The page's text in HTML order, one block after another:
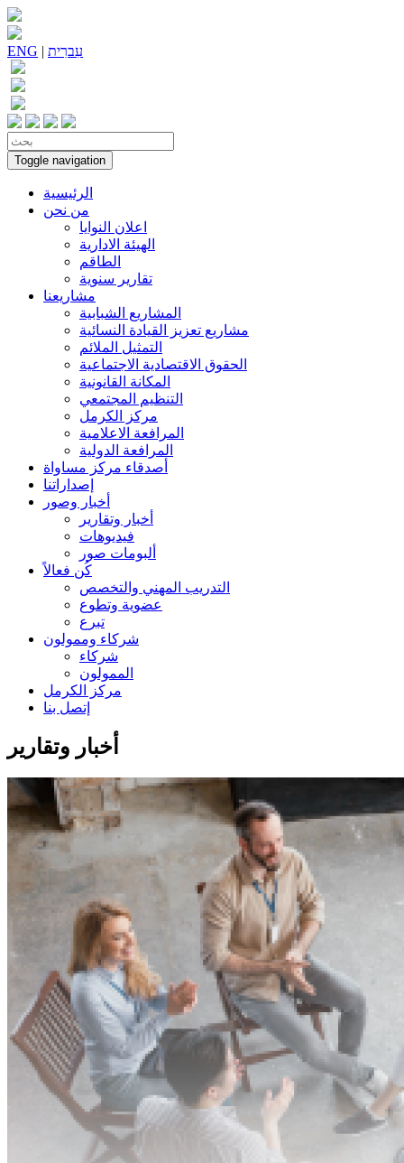
ENG | עִברִית
Toggle navigation
الرئيسية
من نحن
اعلان النوايا
الهيئة الادارية
الطاقم
تقارير سنوية
مشاريعنا
المشاريع الشبابية
مشاريع تعزيز القيادة النسائية
التمثيل الملائم
الحقوق الاقتصادية الاجتماعية
المكانة القانونية
التنظيم المجتمعي
مركز الكرمل
المرافعة الاعلامية
المرافعة الدولية
أصدقاء مركز مساواة
إصداراتنا
أخبار وصور
أخبار وتقارير
فيديوهات
ألبومات صور
كُن فعالاً
التدريب المهني والتخصص
عضوية وتطوع
تبرع
شركاء وممولون
شركاء
الممولون
مركز الكرمل
إتصل بنا
أخبار وتقارير